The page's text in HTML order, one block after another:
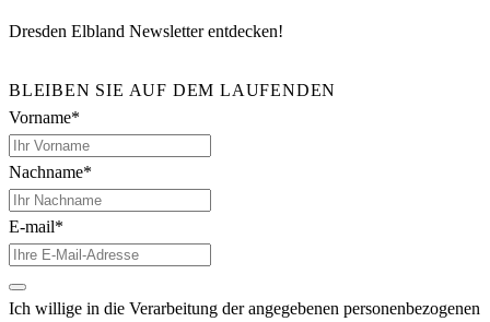
Dresden Elbland Newsletter entdecken!
BLEIBEN SIE AUF DEM LAUFENDEN
Vorname*
Nachname*
E-mail*
Ich willige in die Verarbeitung der angegebenen personenbezogenen